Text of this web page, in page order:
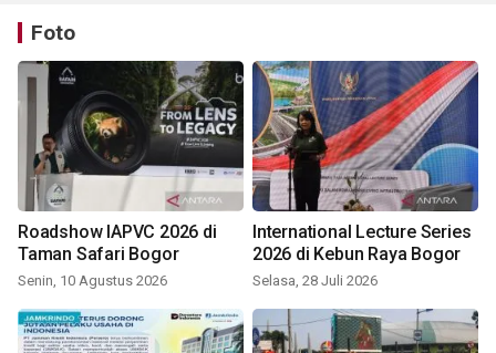
Foto
Roadshow IAPVC 2026 di
Taman Safari Bogor
Senin, 10 Agustus 2026
International Lecture Series
2026 di Kebun Raya Bogor
Selasa, 28 Juli 2026